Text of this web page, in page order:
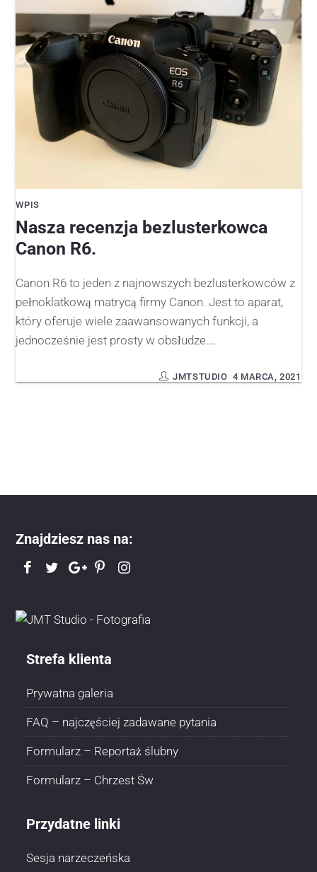
WPIS
Nasza recenzja bezlusterkowca
Canon R6.
Canon R6 to jeden z najnowszych bezlusterkowców z
pełnoklatkową matrycą firmy Canon. Jest to aparat,
który oferuje wiele zaawansowanych funkcji, a
jednocześnie jest prosty w obsłudze.…
4 MARCA, 2021
JMTSTUDIO
Znajdziesz nas na:
Strefa klienta
Prywatna galeria
FAQ – najczęściej zadawane pytania
Formularz – Reportaż ślubny
Formularz – Chrzest Św
Przydatne linki
Sesja narzeczeńska